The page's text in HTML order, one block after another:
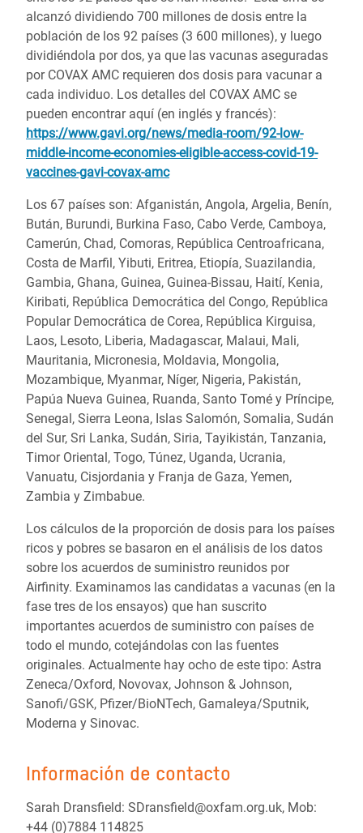
alcanzó dividiendo 700 millones de dosis entre la
población de los 92 países (3 600 millones), y luego
dividiéndola por dos, ya que las vacunas aseguradas
por COVAX AMC requieren dos dosis para vacunar a
cada individuo. Los detalles del COVAX AMC se
pueden encontrar aquí (en inglés y francés):
https://www.gavi.org/news/media-room/92-low-
middle-income-economies-eligible-access-covid-19-
vaccines-gavi-covax-amc
Los 67 países son: Afganistán, Angola, Argelia, Benín,
Bután, Burundi, Burkina Faso, Cabo Verde, Camboya,
Camerún, Chad, Comoras, República Centroafricana,
Costa de Marfil, Yibuti, Eritrea, Etiopía, Suazilandia,
Gambia, Ghana, Guinea, Guinea-Bissau, Haití, Kenia,
Kiribati, República Democrática del Congo, República
Popular Democrática de Corea, República Kirguisa,
Laos, Lesoto, Liberia, Madagascar, Malaui, Mali,
Mauritania, Micronesia, Moldavia, Mongolia,
Mozambique, Myanmar, Níger, Nigeria, Pakistán,
Papúa Nueva Guinea, Ruanda, Santo Tomé y Príncipe,
Senegal, Sierra Leona, Islas Salomón, Somalia, Sudán
del Sur, Sri Lanka, Sudán, Siria, Tayikistán, Tanzania,
Timor Oriental, Togo, Túnez, Uganda, Ucrania,
Vanuatu, Cisjordania y Franja de Gaza, Yemen,
Zambia y Zimbabue.
Los cálculos de la proporción de dosis para los países
ricos y pobres se basaron en el análisis de los datos
sobre los acuerdos de suministro reunidos por
Airfinity. Examinamos las candidatas a vacunas (en la
fase tres de los ensayos) que han suscrito
importantes acuerdos de suministro con países de
todo el mundo, cotejándolas con las fuentes
originales. Actualmente hay ocho de este tipo: Astra
Zeneca/Oxford, Novovax, Johnson & Johnson,
Sanofi/GSK, Pfizer/BioNTech, Gamaleya/Sputnik,
Moderna y Sinovac.
Información de contacto
Sarah Dransfield: SDransfield@oxfam.org.uk, Mob:
+44 (0)7884 114825